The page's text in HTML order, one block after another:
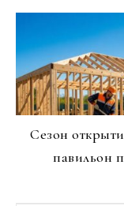
Сезон
павильон